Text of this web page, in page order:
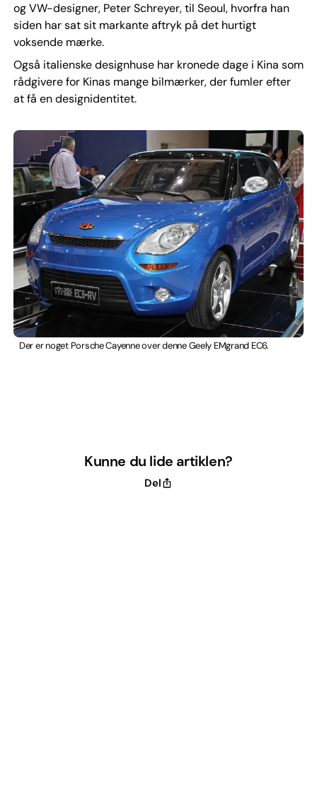
og VW-designer, Peter Schreyer, til Seoul, hvorfra han
siden har sat sit markante aftryk på det hurtigt
voksende mærke.
Også italienske designhuse har kronede dage i Kina som
rådgivere for Kinas mange bilmærker, der fumler efter
at få en designidentitet.
Der er noget Porsche Cayenne over denne Geely EMgrand EC6.
Kunne du lide artiklen?
Del